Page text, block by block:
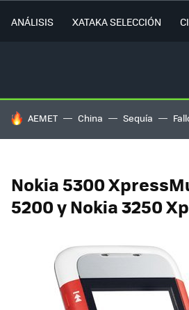
ANÁLISIS XATAKA SELECCIÓN
HOY SE HABLA DE
AEMET China Sequía
Nokia 5300
5200 y Nokia 3250